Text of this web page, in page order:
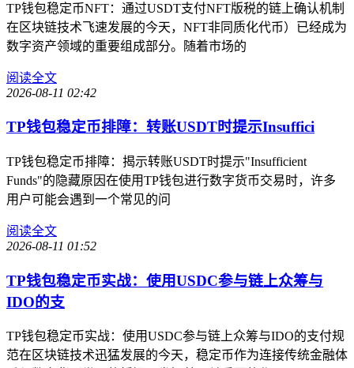
TP钱包稳定币NFT：通过USDT支付NFT版税的链上确认机制
在区块链技术飞速发展的今天，NFT非同质化代币）已经成为
数字资产领域的重要组成部分。随着市场的
阅读全文
2026-08-11 02:42
TP钱包稳定币排障：转账USDT时提示Insuffici
TP钱包稳定币排障：揭示转账USDT时提示"Insufficient
Funds"的隐藏原因在使用TP钱包进行数字货币交易时，许多
用户可能会遇到一个常见的问
阅读全文
2026-08-11 01:52
TP钱包稳定币实战：使用USDC参与链上众筹与
IDO的支
TP钱包稳定币实战：使用USDC参与链上众筹与IDO的支付规
范在区块链技术迅猛发展的今天，稳定币作为连接传统金融体